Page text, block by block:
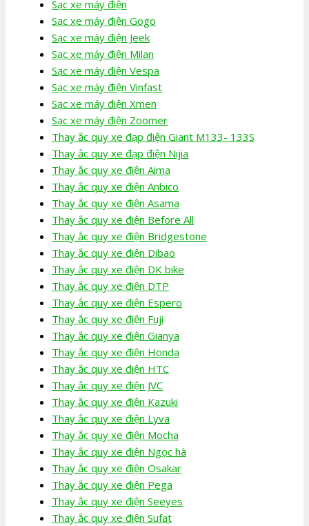
Sạc xe máy điện
Sạc xe máy điện Gogo
Sạc xe máy điện Jeek
Sạc xe máy điện Milan
Sạc xe máy điện Vespa
Sạc xe máy điện Vinfast
Sạc xe máy điện Xmen
Sạc xe máy điện Zoomer
Thay ắc quy xe đạp điện Giant M133- 133S
Thay ắc quy xe đạp điện Nijia
Thay ắc quy xe điện Aima
Thay ắc quy xe điện Anbico
Thay ắc quy xe điện Asama
Thay ắc quy xe điện Before All
Thay ắc quy xe điện Bridgestone
Thay ắc quy xe điện Dibao
Thay ắc quy xe điện DK bike
Thay ắc quy xe điện DTP
Thay ắc quy xe điện Espero
Thay ắc quy xe điện Fuji
Thay ắc quy xe điện Gianya
Thay ắc quy xe điện Honda
Thay ắc quy xe điện HTC
Thay ắc quy xe điện JVC
Thay ắc quy xe điện Kazuki
Thay ắc quy xe điện Lyva
Thay ắc quy xe điện Mocha
Thay ắc quy xe điện Ngọc hà
Thay ắc quy xe điện Osakar
Thay ắc quy xe điện Pega
Thay ắc quy xe điện Seeyes
Thay ắc quy xe điện Sufat